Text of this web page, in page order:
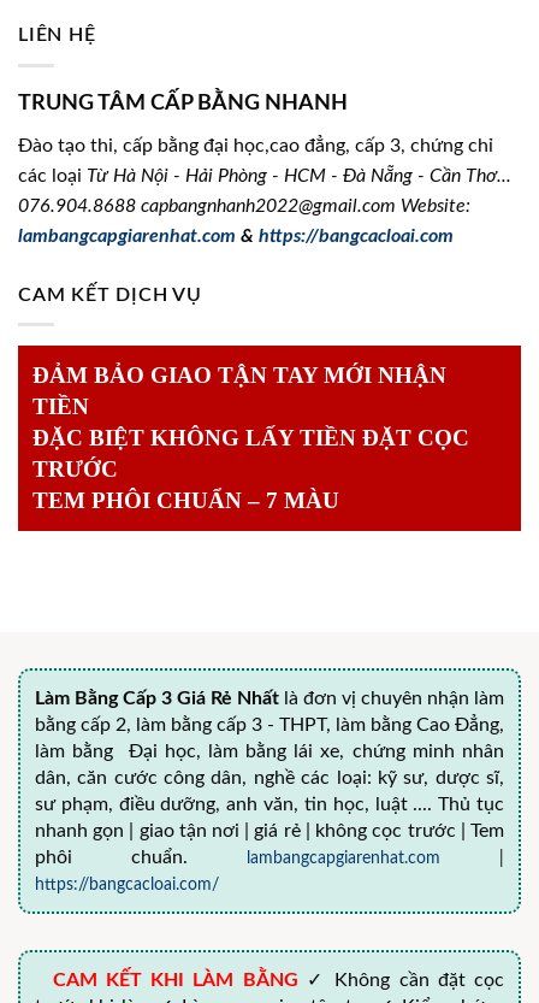
LIÊN HỆ
TRUNG TÂM CẤP BẰNG NHANH
Đào tạo thi, cấp bằng đại học,cao đẳng, cấp 3, chứng chỉ
các loại Từ Hà Nội - Hải Phòng - HCM - Đà Nẵng - Cần Thơ...
076.904.8688 capbangnhanh2022@gmail.com Website:
lambangcapgiarenhat.com & https://bangcacloai.com
CAM KẾT DỊCH VỤ
ĐẢM BẢO GIAO TẬN TAY MỚI NHẬN
TIỀN
ĐẶC BIỆT KHÔNG LẤY TIỀN ĐẶT CỌC
TRƯỚC
TEM PHÔI CHUẨN – 7 MÀU
Làm Bằng Cấp 3 Giá Rẻ Nhất là đơn vị chuyên nhận làm
bằng cấp 2, làm bằng cấp 3 - THPT, làm bằng Cao Đẳng,
làm bằng Đại học, làm bằng lái xe, chứng minh nhân
dân, căn cước công dân, nghề các loại: kỹ sư, dược sĩ,
sư phạm, điều dưỡng, anh văn, tin học, luật .... Thủ tục
nhanh gọn | giao tận nơi | giá rẻ | không cọc trước | Tem
phôi chuẩn.
lambangcapgiarenhat.com
https://bangcacloai.com/
CAM KẾT KHI LÀM BẰNG ✓ Không cần đặt cọc